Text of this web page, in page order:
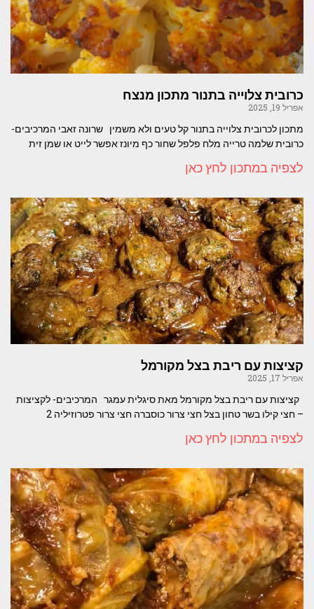
כרובית צלוייה בתנור מתכון מנצח
אפריל 19, 2025
מתכון לכרובית צלוייה בתנור קל טעים ולא משמין שרונה זאבי המרכיבים-
כרובית שלמה טרייה מלח פלפל שחור כף מיונז אפשר לייט או שמן זית
לצפיה במתכון לחץ כאן
קציצות עם ריבת בצל מקורמל
אפריל 17, 2025
קציצות עם ריבת בצל מקורמל מאת סיגלית עמגר המרכיבים- לקציצות
– חצי קילו בשר טחון בצל חצי צרור כוסברה חצי צרור פטרוזיליה 2
לצפיה במתכון לחץ כאן